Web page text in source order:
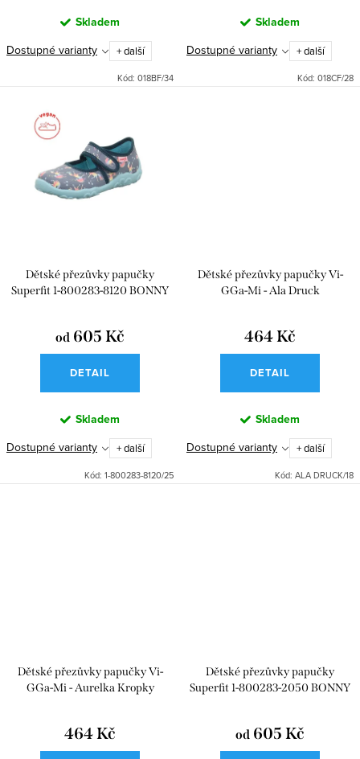
Skladem
Dostupné varianty + další
Kód: 018BF/34
Skladem
Dostupné varianty + další
Kód: 018CF/28
Dětské přezůvky papučky
Superfit 1-800283-8120 BONNY
od 605 Kč
DETAIL
Skladem
Dostupné varianty + další
Kód: 1-800283-8120/25
Dětské přezůvky papučky Vi-
GGa-Mi - Ala Druck
464 Kč
DETAIL
Skladem
Dostupné varianty + další
Kód: ALA DRUCK/18
Dětské přezůvky papučky Vi-
GGa-Mi - Aurelka Kropky
464 Kč
Dětské přezůvky papučky
Superfit 1-800283-2050 BONNY
od 605 Kč